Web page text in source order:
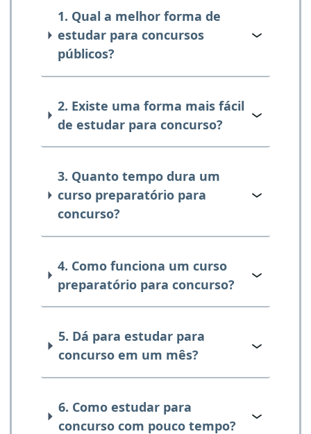
1. Qual a melhor forma de
estudar para concursos
públicos?
2. Existe uma forma mais fácil
de estudar para concurso?
3. Quanto tempo dura um
curso preparatório para
concurso?
4. Como funciona um curso
preparatório para concurso?
5. Dá para estudar para
concurso em um mês?
6. Como estudar para
concurso com pouco tempo?